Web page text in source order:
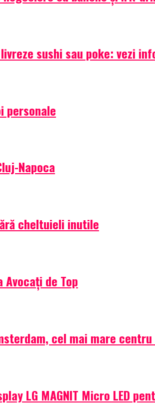
sushi sau poke: vezi
personale
Napoca
cheltuieli inutile
de Top
cel mai mare
LG MAGNIT Micro LED